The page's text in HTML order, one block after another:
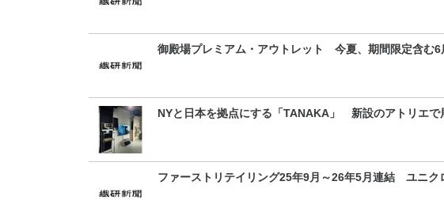
御殿場プレミアム・アウトレット 今夏、期間限定含む6
NYと日本を拠点にする「TANAKA」 新設のアトリエで
ファーストリテイリング25年9月～26年5月連結 ユニク